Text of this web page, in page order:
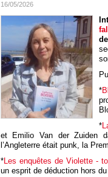
16/05/2026
*
*
et Emilio Van der Zuiden
l’Angleterre était punk, la
*Les enquêtes de Violette -
un esprit de déduction hors